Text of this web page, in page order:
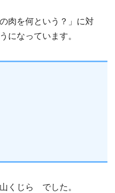
肉を何という？」に対
になっています。
くじら でした。